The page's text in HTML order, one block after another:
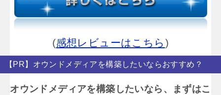
(感想レビューはこちら )
【PR】オウンドメディアを構築したいならおすすめ？
オウンドメディアを構築したいなら、まずはこ